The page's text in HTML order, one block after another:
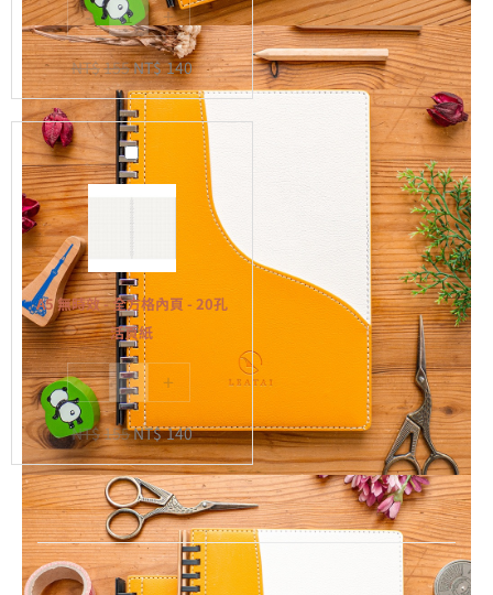
內
頁
-
20
孔
活
頁
- +
NT$155NT$140
A5
無
效
-
全
方
格
內
頁
-
20
孔
活
頁
紙
A5 無時效 - 全方格內頁 - 20孔
活頁紙
- +
NT$155NT$140